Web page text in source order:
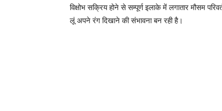
विक्षोभ सक्रिय होने से सम्पूर्ण इलाके में लगातार मौसम
लूं अपने रंग दिखाने की संभावना बन रही है।